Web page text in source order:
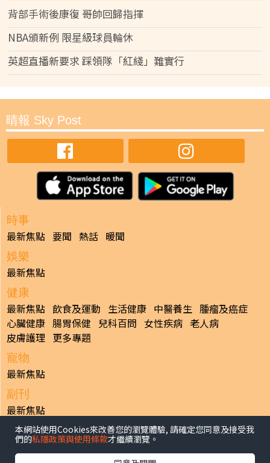
背部手術後康復 哥帥回歸指揮
NBA頒新例 限星級球員輪休
英超直播新要求 踩領隊「紅綫」難實行
晴報 Sky Post
時事
最新焦點 要聞 熱話 暖聞
娛樂
最新焦點
健康
最新焦點 飲食及運動 生活健康 中醫養生 腫瘤及癌症
心臟健康 腸胃保健 兒科百問 女性疾病 老人病
皮膚護理 更多專題
寵物
最新焦點
副刊
最新焦點
日報
揭頁版 港聞 財經/地產 中國/國際
本網站使用Cookies來改善您的瀏覽體驗, 請確定您同意及接受我
們的私隱政策與使用條款才繼續瀏覽。